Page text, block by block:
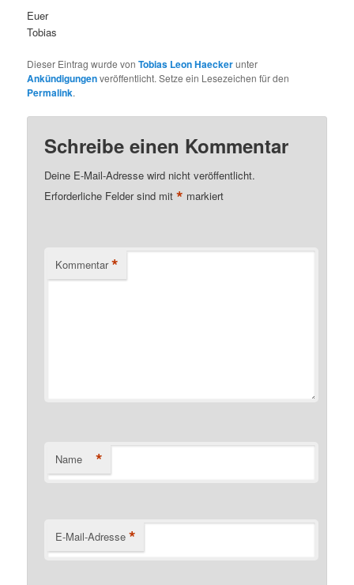
Euer
Tobias
Dieser Eintrag wurde vonTobias Leon Haeckerunter
Ankündigungenveröffentlicht. Setze ein Lesezeichen für den
Permalink.
Schreibe einen Kommentar
Deine E-Mail-Adresse wird nicht veröffentlicht.
Erforderliche Felder sind mit* markiert
Kommentar *
Name *
E-Mail-Adresse *